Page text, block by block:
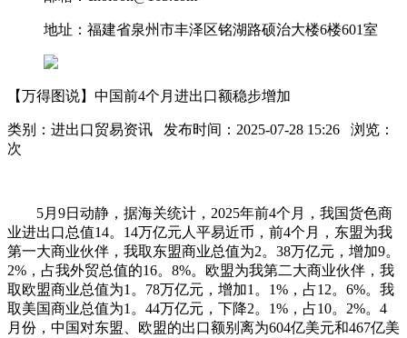
地址：福建省泉州市丰泽区铭湖路硕治大楼6楼601室
【万得图说】中国前4个月进出口额稳步增加
类别：进出口贸易资讯 发布时间：2025-07-28 15:26 浏览：
次
5月9日动静，据海关统计，2025年前4个月，我国货色商
业进出口总值14。14万亿元人平易近币，前4个月，东盟为我
第一大商业伙伴，我取东盟商业总值为2。38万亿元，增加9。
2%，占我外贸总值的16。8%。欧盟为我第二大商业伙伴，我
取欧盟商业总值为1。78万亿元，增加1。1%，占12。6%。我
取美国商业总值为1。44万亿元，下降2。1%，占10。2%。4
月份，中国对东盟、欧盟的出口额别离为604亿美元和467亿美